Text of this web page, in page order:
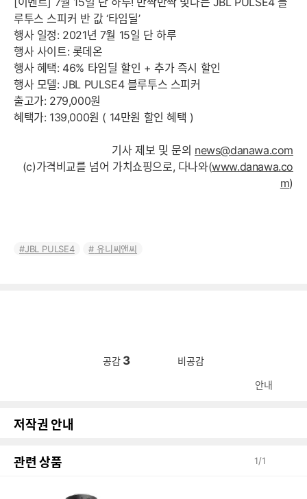
루투스 스피커 반 값 ‘타임딜’
행사 일정: 2021년 7월 15일 단 하루
행사 사이트: 롯데온
행사 혜택: 46% 타임딜 할인 + 추가 즉시 할인
행사 모델: JBL PULSE4 블루투스 스피커
출고가: 279,000원
혜택가: 139,000원 ( 14만원 할인 혜택 )
기사 제보 및 문의 news@danawa.com
(c)가격비교를 넘어 가치쇼핑으로, 다나와(www.danawa.co
m)
JBL PULSE4 유니씨앤씨
공감 3 비공감
안내
저작권 안내
관련 상품 1/1